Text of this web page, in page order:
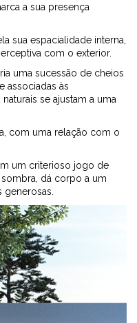
a sua presença
sua espacialidade interna,
com o exterior.
uma sucessão de cheios
associadas às
se ajustam a uma
com uma relação com o
um criterioso jogo de
dá corpo a um